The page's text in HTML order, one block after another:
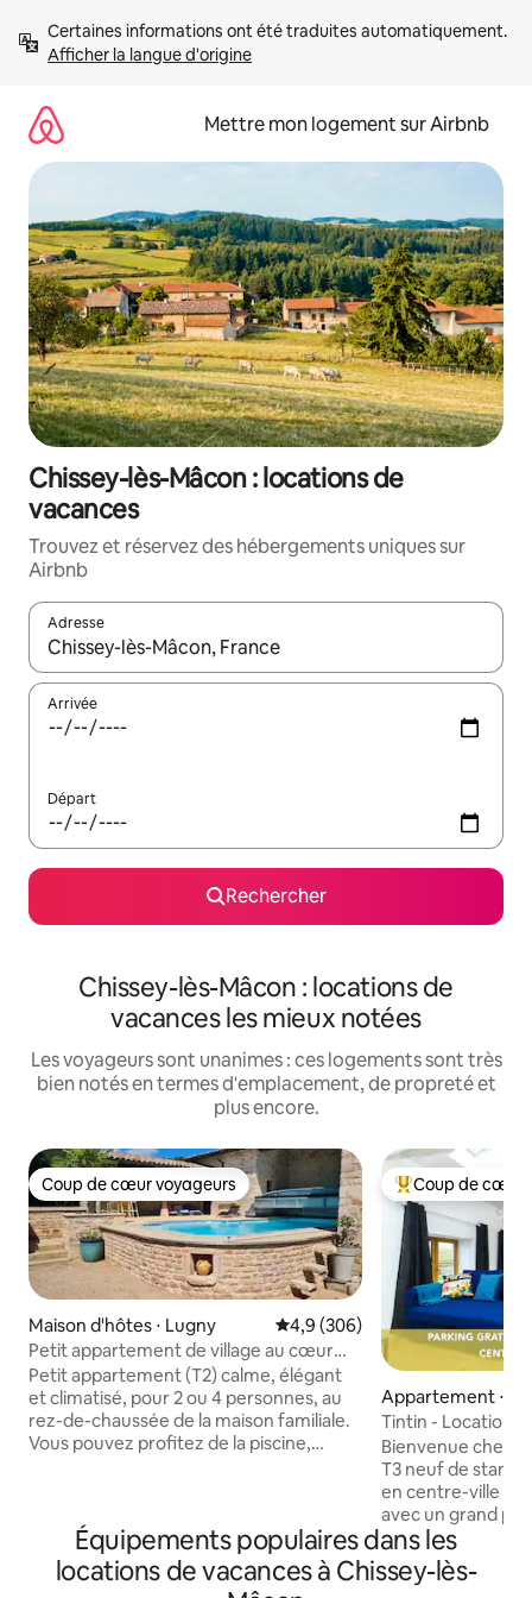
directement
Afficher la langue d'origine
Mettre mon logement sur Airbnb
Chissey-lès-Mâcon : locations de
vacances
Trouvez et réservez des hébergements uniques sur
Airbnb
Adresse
Lorsque les résultats s'affichent, utilisez les flèches vers le
Arrivée
Départ
Rechercher
Chissey-lès-Mâcon : locations de
vacances les mieux notées
Les voyageurs sont unanimes : ces logements sont très
bien notés en termes d'emplacement, de propreté et
plus encore.
Coup de cœur voyageurs
Coup de cœur voyageurs
Maison d'hôtes ⋅ Lugny Évaluation moyenne sur la
4,9 (306)
Petit appartement de village au cœur
des vignes
Petit appartement (T2) calme, élégant
et climatisé, pour 2 ou 4 personnes, au
rez-de-chaussée de la maison familiale.
Vous pouvez profitez de la piscine,
avec tous les commerces, ainsi que des
bornes pour voitures électriques,et à 15
minutes de l'A6, Mâcon ou Tournus.
Coups de cœur
Coup de cœur
Appartement ⋅
Tintin -
Bienvenue chez
T3 neuf de
en centre-ville et
avec un grand
et sur les quais.
caractère,
proposons
Équipements populaires dans les
locations de vacances à Chissey-lès-